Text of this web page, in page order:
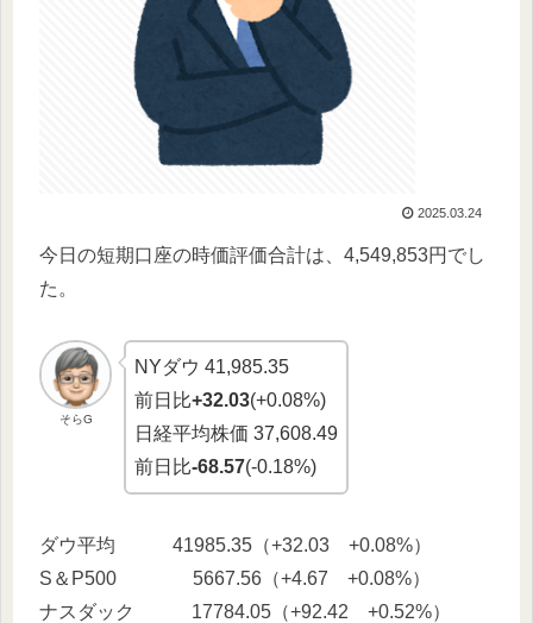
2025.03.24
今日の短期口座の時価評価合計は、4,549,853円でし
た。
そらG
NYダウ 41,985.35
前日比+32.03(+0.08%)
日経平均株価 37,608.49
前日比-68.57(-0.18%)
ダウ平均 41985.35（+32.03 +0.08%）
S＆P500 5667.56（+4.67 +0.08%）
ナスダック 17784.05（+92.42 +0.52%）